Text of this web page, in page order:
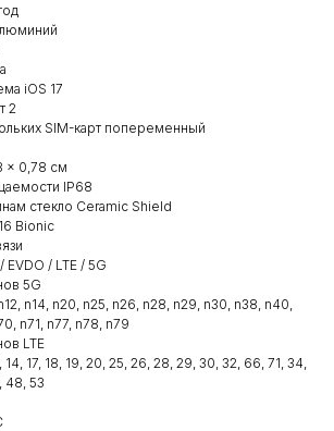
iOS 17
2
SIM-карт попеременный
x 0,78 см
IP68
стекло Ceramic Shield
Bionic
EVDO / LTE / 5G
5G
n14, n20, n25, n26, n28, n29, n30, n38, n40,
n71, n77, n78, n79
LTE
14, 17, 18, 19, 20, 25, 26, 28, 29, 30, 32, 66, 71, 34,
48, 53